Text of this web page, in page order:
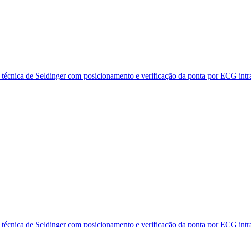
de Seldinger com posicionamento e verificação da ponta por ECG
de Seldinger com posicionamento e verificação da ponta por ECG